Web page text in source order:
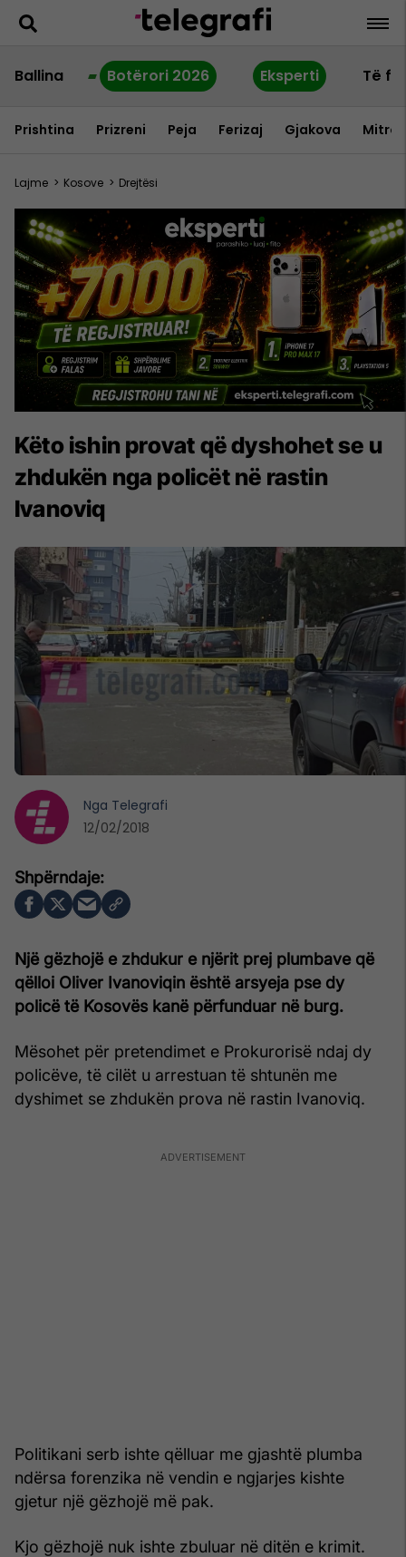
Ballina Botërori 2026 Eksperti Të
Prishtina Prizreni Peja Ferizaj Gjakova
Lajme > Kosove > Drejtësi
Këto ishin provat që dyshohet se u
zhdukën nga policët në rastin
Ivanoviq
Një gëzhojë e zhdukur e njërit prej plumbave që
qëlloi Oliver Ivanoviqin është arsyeja pse dy
policë të Kosovës kanë përfunduar në burg.
Mësohet për pretendimet e Prokurorisë ndaj dy
policëve, të cilët u arrestuan të shtunën me
dyshimet se zhdukën prova në rastin Ivanoviq.
Politikani serb ishte qëlluar me gjashtë plumba
ndërsa forenzika në vendin e ngjarjes kishte
gjetur një gëzhojë më pak.
Kjo gëzhojë nuk ishte zbuluar në ditën e krimit.
Nga Telegrafi
12/02/2018